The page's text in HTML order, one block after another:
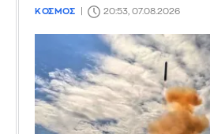
ΚΟΣΜΟΣ 20:53, 07.08.2026